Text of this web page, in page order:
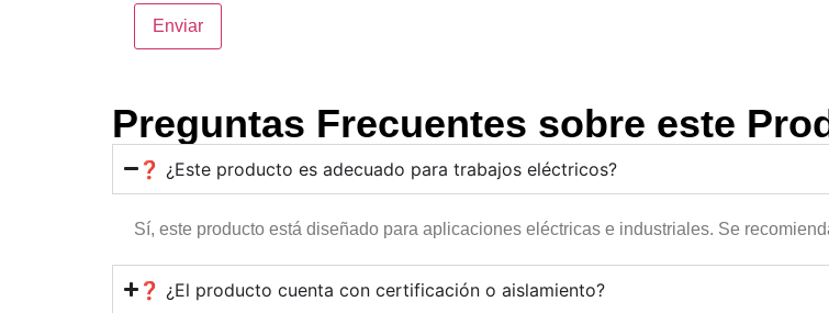
Preguntas Frecuentes sobre este
❓ ¿Este producto es adecuado para trabajos eléctricos?
Sí, este producto está diseñado para aplicaciones eléctricas e industriales. Se
❓ ¿El producto cuenta con certificación o aislamiento?